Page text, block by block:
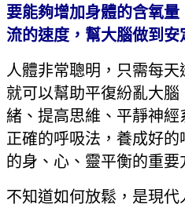
要能夠增加身體的含氧
流的速度，幫大腦做到安
人體非常聰明，只需每天
就可以幫助平復紛亂大
緒、提高思維、平靜神
正確的呼吸法，養成好
的身、心、靈平衡的重要
不知道如何放鬆，是現